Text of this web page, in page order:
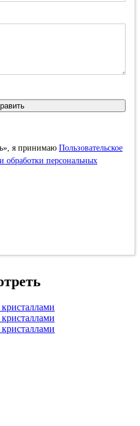
я принимаю Пользовательское
обработки персональных